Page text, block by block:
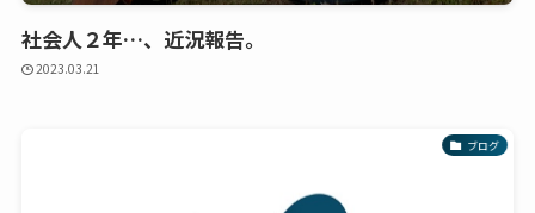
社会人２年…、近況報告。
2023.03.21
ブログ